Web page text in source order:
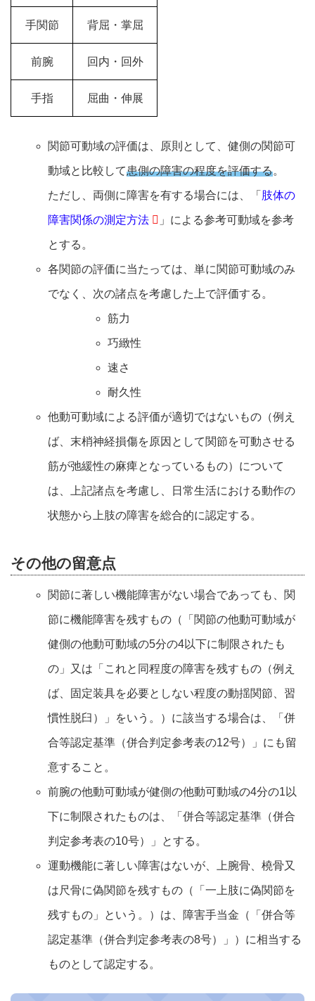
手関節 背屈・掌屈
前腕 回内・回外
手指 屈曲・伸展
関節可動域の評価は、原則として、健側の関節可
動域と比較して患側の障害の程度を評価する。
ただし、両側に障害を有する場合には、「 肢体の
障害関係の測定方法 」による参考可動域を参考
とする。
各関節の評価に当たっては、単に関節可動域のみ
でなく、次の諸点を考慮した上で評価する。
筋力
巧緻性
速さ
耐久性
他動可動域による評価が適切ではないもの（例え
ば、末梢神経損傷を原因として関節を可動させる
筋が弛緩性の麻痺となっているもの）について
は、上記諸点を考慮し、日常生活における動作の
状態から上肢の障害を総合的に認定する。
その他の留意点
関節に著しい機能障害がない場合であっても、関
節に機能障害を残すもの（「関節の他動可動域が
健側の他動可動域の5分の4以下に制限されたも
の」又は「これと同程度の障害を残すもの（例え
ば、固定装具を必要としない程度の動揺関節、習
慣性脱臼）」をいう。）に該当する場合は、「併
合等認定基準（併合判定参考表の12号）」にも留
意すること。
前腕の他動可動域が健側の他動可動域の4分の1以
下に制限されたものは、「併合等認定基準（併合
判定参考表の10号）」とする。
運動機能に著しい障害はないが、上腕骨、橈骨又
は尺骨に偽関節を残すもの（「一上肢に偽関節を
残すもの」という。）は、障害手当金（「併合等
認定基準（併合判定参考表の8号）」）に相当する
ものとして認定する。